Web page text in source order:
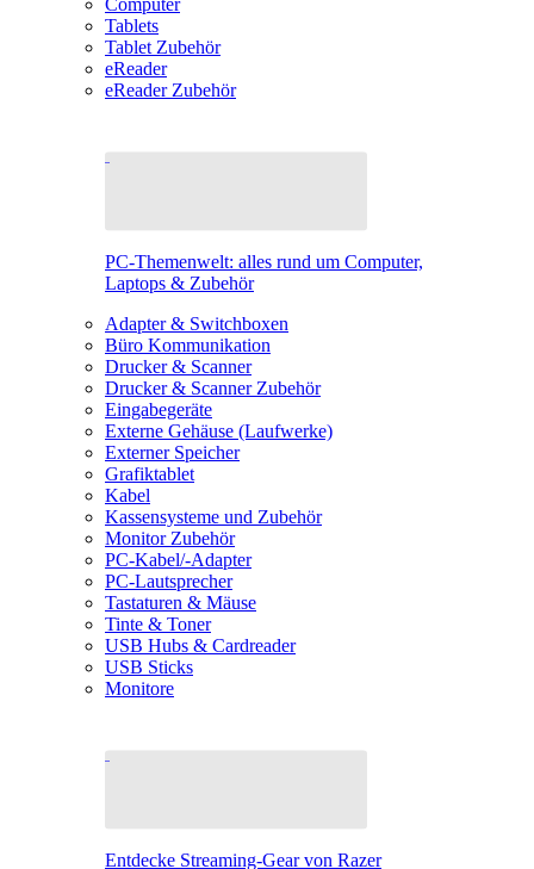
Computer
Tablets
Tablet Zubehör
eReader
eReader Zubehör
PC-Themenwelt: alles rund um Computer,
Laptops & Zubehör
Adapter & Switchboxen
Büro Kommunikation
Drucker & Scanner
Drucker & Scanner Zubehör
Eingabegeräte
Externe Gehäuse (Laufwerke)
Externer Speicher
Grafiktablet
Kabel
Kassensysteme und Zubehör
Monitor Zubehör
PC-Kabel/-Adapter
PC-Lautsprecher
Tastaturen & Mäuse
Tinte & Toner
USB Hubs & Cardreader
USB Sticks
Monitore
Entdecke Streaming-Gear von Razer